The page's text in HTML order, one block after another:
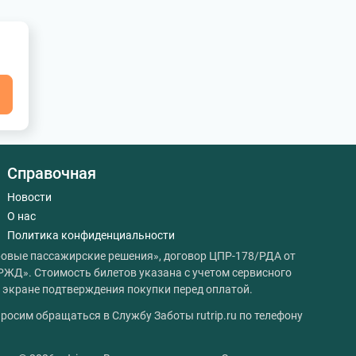
Справочная
Новости
О нас
Политика конфиденциальности
пассажирские решения», договор ЦПР-178/РДА от
Стоимость билетов указана с учетом сервисного
подтверждения покупки перед оплатой.
обращаться в Службу Заботы rutrip.ru по телефону